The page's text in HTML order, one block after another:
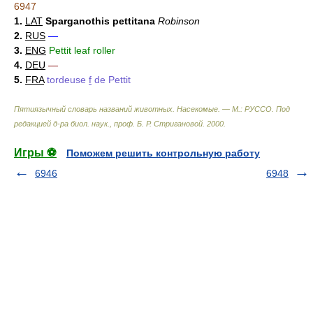
6947
1. LAT Sparganothis pettitana Robinson
2. RUS —
3. ENG Pettit leaf roller
4. DEU —
5. FRA tordeuse f de Pettit
Пятиязычный словарь названий животных. Насекомые. — М.: РУССО Под
редакцией д-ра биол. наук., проф. Б. Р. Стригановой 2000
Игры ⚽
Поможем решить контрольную работу
6946
6948